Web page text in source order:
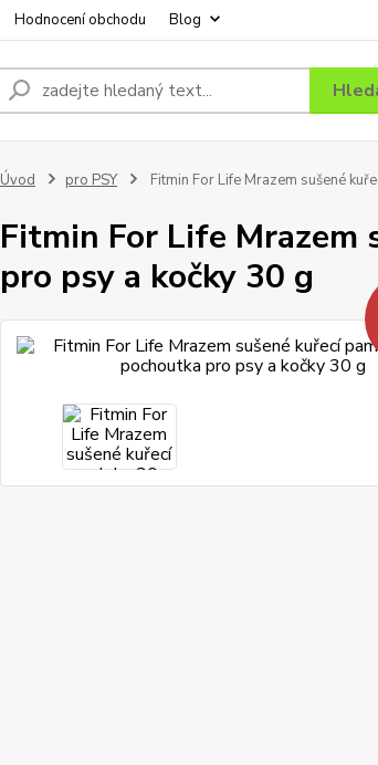
Hodnocení obchodu Blog
Úvod pro PSY Fitmin For Life Mrazem sušené
Fitmin For Life Mrazem
pro psy a kočky 30 g